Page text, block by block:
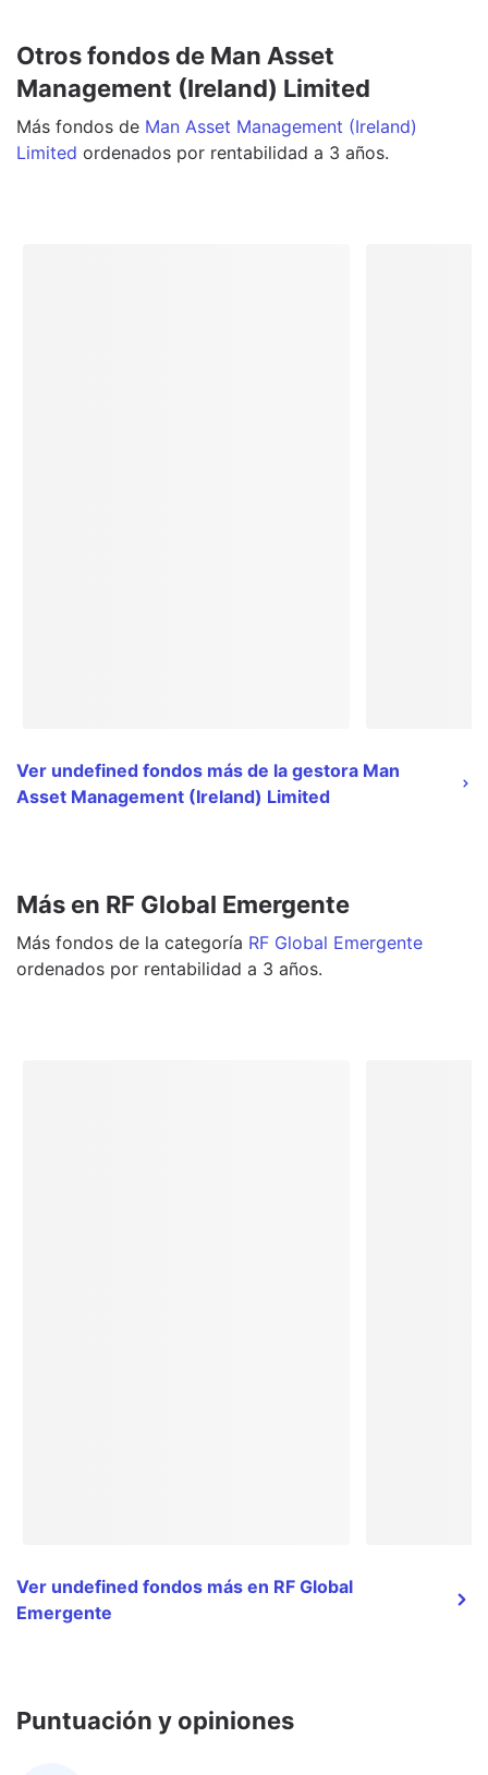
Otros fondos de Man Asset
Management (Ireland) Limited
Más fondos de Man Asset Management (Ireland)
Limited ordenados por rentabilidad a 3 años.
Ver undefined fondos más de la gestora Man
Asset Management (Ireland) Limited
Más en RF Global Emergente
Más fondos de la categoría RF Global Emergente
ordenados por rentabilidad a 3 años.
Ver undefined fondos más en RF Global
Emergente
Puntuación y opiniones